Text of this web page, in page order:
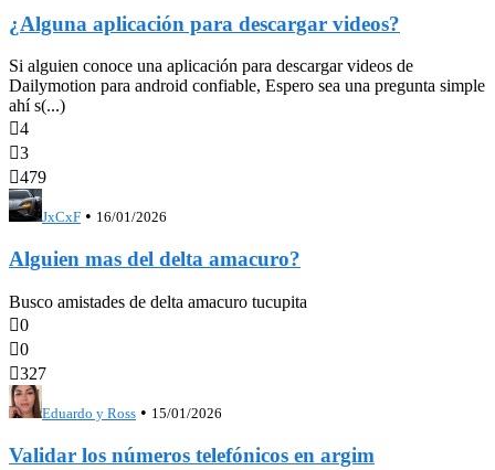
¿Alguna aplicación para descargar videos?
Si alguien conoce una aplicación para descargar videos de
Dailymotion para android confiable, Espero sea una pregunta simple
ahí s(...)
4
3
479
JxCxF • 16/01/2026
Alguien mas del delta amacuro?
Busco amistades de delta amacuro tucupita
0
0
327
Eduardo y Ross • 15/01/2026
Validar los números telefónicos en argim